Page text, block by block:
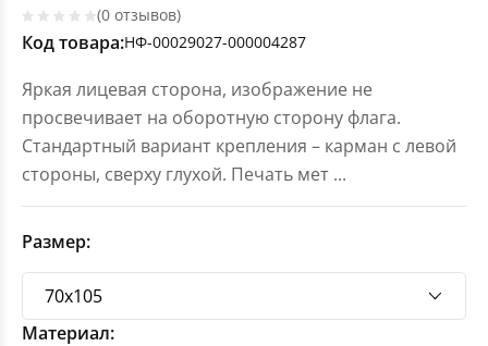
(0 отзывов)
Код товара:НФ-00029027-000004287
Яркая лицевая сторона, изображение не
просвечивает на оборотную сторону флага.
Стандартный вариант крепления – карман с левой
стороны, сверху глухой. Печать мет ...
Размер:
Материал: